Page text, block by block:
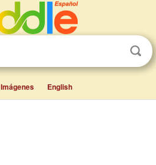
Imágenes English